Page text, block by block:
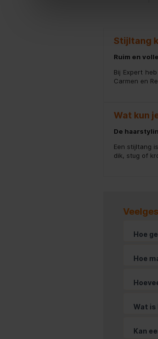
Stijltang
Ruim en
Bij Expert
Carmen en
Wat kun
De
Een stijltang
dik, stug of
Hoe
Hoe
Wat
Kan